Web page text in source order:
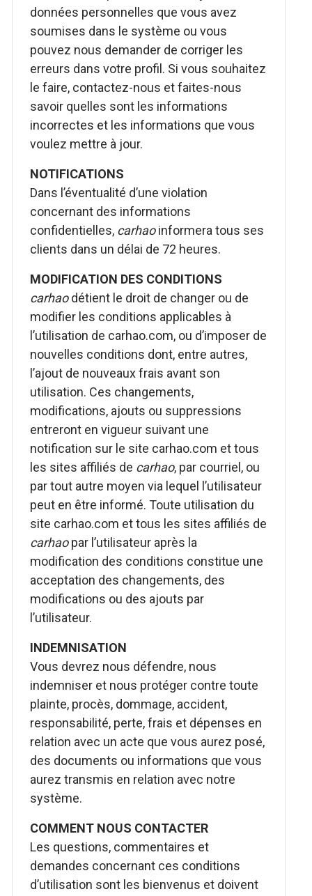
données personnelles que vous avez
soumises dans le système ou vous
pouvez nous demander de corriger les
erreurs dans votre profil. Si vous souhaitez
le faire, contactez-nous et faites-nous
savoir quelles sont les informations
incorrectes et les informations que vous
voulez mettre à jour.
NOTIFICATIONS
Dans l’éventualité d’une violation
concernant des informations
confidentielles, carhaoinformera tous ses
clients dans un délai de 72 heures.
MODIFICATION DES CONDITIONS
carhaodétient le droit de changer ou de
modifier les conditions applicables à
l’utilisation de carhao.com, ou d’imposer de
nouvelles conditions dont, entre autres,
l’ajout de nouveaux frais avant son
utilisation. Ces changements,
modifications, ajouts ou suppressions
entreront en vigueur suivant une
notification sur le site carhao.com et tous
les sites affiliés de carhao, par courriel, ou
par tout autre moyen via lequel l’utilisateur
peut en être informé. Toute utilisation du
site carhao.com et tous les sites affiliés de
carhaopar l’utilisateur après la
modification des conditions constitue une
acceptation des changements, des
modifications ou des ajouts par
l’utilisateur.
INDEMNISATION
Vous devrez nous défendre, nous
indemniser et nous protéger contre toute
plainte, procès, dommage, accident,
responsabilité, perte, frais et dépenses en
relation avec un acte que vous aurez posé,
des documents ou informations que vous
aurez transmis en relation avec notre
système.
COMMENT NOUS CONTACTER
Les questions, commentaires et
demandes concernant ces conditions
d’utilisation sont les bienvenus et doivent